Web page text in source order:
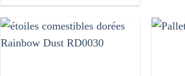
a
plusieurs